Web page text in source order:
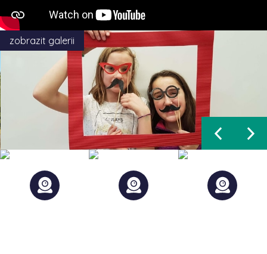
zobrazit galerii